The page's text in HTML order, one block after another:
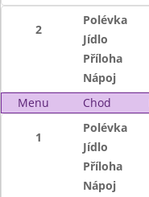
2
Polévka
Jídlo
Příloha
Nápoj
Menu
Chod
1
Polévka
Jídlo
Příloha
Nápoj